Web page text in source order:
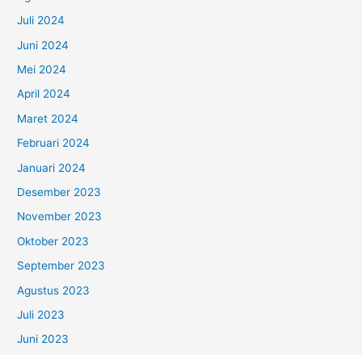
Juli 2024
Juni 2024
Mei 2024
April 2024
Maret 2024
Februari 2024
Januari 2024
Desember 2023
November 2023
Oktober 2023
September 2023
Agustus 2023
Juli 2023
Juni 2023